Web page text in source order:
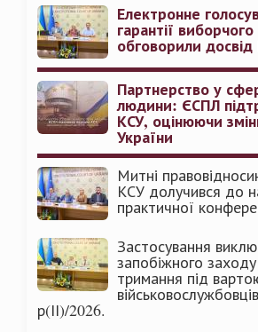
Електронне
гарантії
обговорили досвід
Партнерство у
людини: ЄСПЛ
КСУ, оцінюючи
України
Митні
КСУ долучився до
практичної
Застосування
запобіжного заходу
тримання під
р(ІІ)/2026.